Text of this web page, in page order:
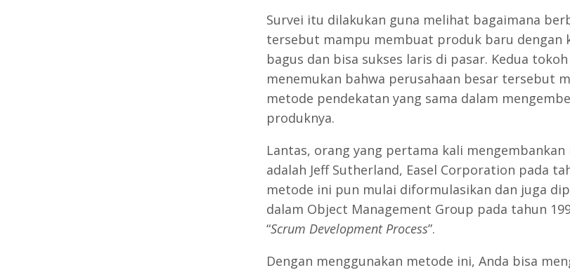
Survei itu dilakukan guna melihat bagaimana
tersebut mampu membuat produk baru dengan
bagus dan bisa sukses laris di pasar. Kedua
menemukan bahwa perusahaan besar tersebut
metode pendekatan yang sama dalam
produknya.
Lantas, orang yang pertama kali
adalah Jeff Sutherland, Easel Corporation pada
metode ini pun mulai diformulasikan dan juga
dalam Object Management Group pada tahun
“Scrum Development Process”.
Dengan menggunakan metode ini, Anda bisa